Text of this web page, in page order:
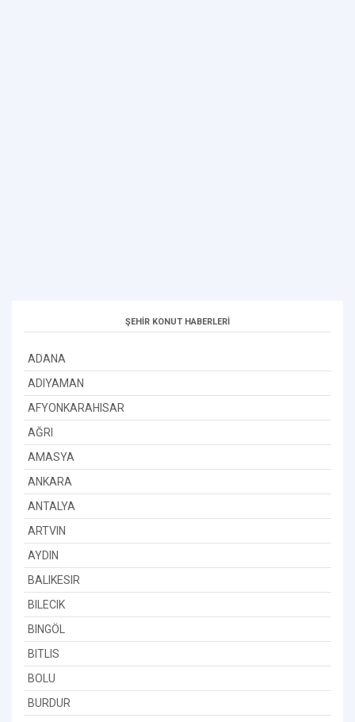
ŞEHİR KONUT HABERLERİ
ADANA
ADIYAMAN
AFYONKARAHISAR
AĞRI
AMASYA
ANKARA
ANTALYA
ARTVIN
AYDIN
BALIKESIR
BILECIK
BINGÖL
BITLIS
BOLU
BURDUR